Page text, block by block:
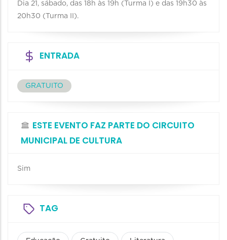
Dia 21, sábado, das 18h às 19h (Turma I) e das 19h30 às
20h30 (Turma II).
ENTRADA
GRATUITO
ESTE EVENTO FAZ PARTE DO CIRCUITO
MUNICIPAL DE CULTURA
Sim
TAG